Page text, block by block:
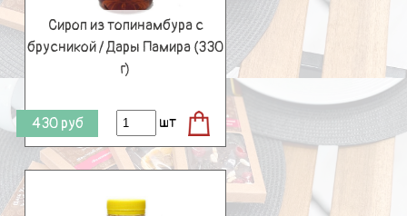
Сироп из топинамбура с
брусникой / Дары Памира (330
г)
430 руб шт